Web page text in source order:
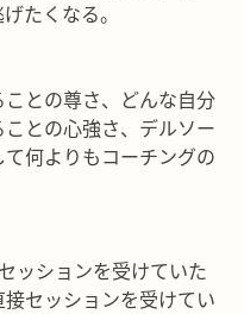
たくなる。
との尊さ、どんな自分
との心強さ、デルソー
何よりもコーチングの
ッションを受けていた
セッションを受けてい